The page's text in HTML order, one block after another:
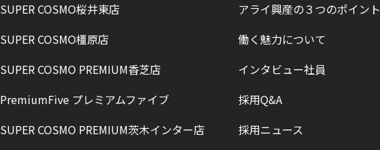
SUPER COSMO桜井東店
SUPER COSMO橿原店
SUPER COSMO PREMIUM香芝店
PremiumFive プレミアムファイブ
SUPER COSMO PREMIUM茨木インター店
アライ興産の３つのポイント
働く魅力について
インタビュー社員
採用Q&A
採用ニュース